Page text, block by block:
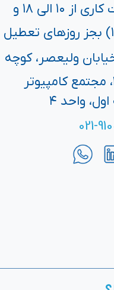
(ساعات کاری از ۱۰ الی ۱۸ و
ولیعصر، کوچه
ولدی، پلاک ۴۸، مجتمع کامپیوتر
واحد ۴
021-